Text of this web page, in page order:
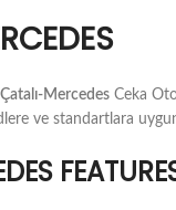
Mercedes Ceka
ve standartlara